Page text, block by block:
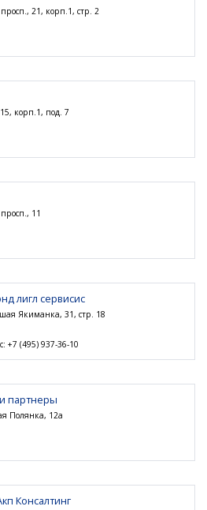
21, корп.1, стр. 2
корп.1, под. 7
11
лигл сервисис
Якиманка, 31, стр. 18
+7 (495) 937-36-10
партнеры
Полянка, 12а
Консалтинг